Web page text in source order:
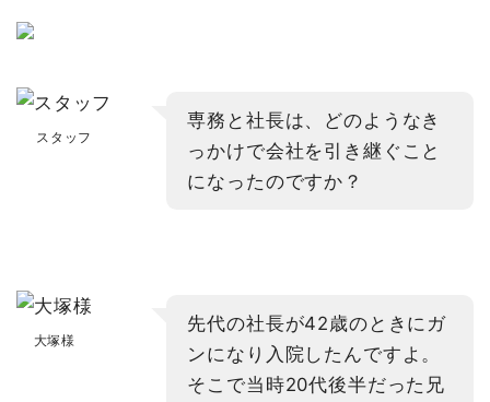
スタッフ
専務と社長は、どのようなき
っかけで会社を引き継ぐこと
になったのですか？
大塚様
先代の社長が42歳のときにガ
ンになり入院したんですよ。
そこで当時20代後半だった兄